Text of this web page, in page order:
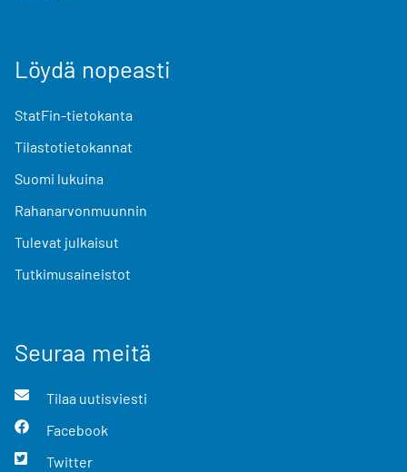
Löydä nopeasti
StatFin-tietokanta
Tilastotietokannat
Suomi lukuina
Rahanarvonmuunnin
Tulevat julkaisut
Tutkimusaineistot
Seuraa meitä
Tilaa uutisviesti
Facebook
Twitter